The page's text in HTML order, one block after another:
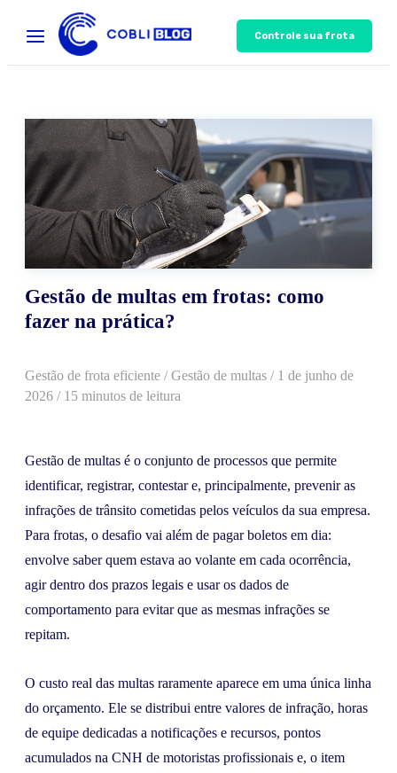
Controle sua frota
Gestão de multas em frotas: como
fazer na prática?
Gestão de frota eficiente /Gestão de multas / 1 de junho de
2026 / 15 minutos de leitura
Gestão de multas é o conjunto de processos que permite
identificar, registrar, contestar e, principalmente, prevenir as
infrações de trânsito cometidas pelos veículos da sua empresa.
Para frotas, o desafio vai além de pagar boletos em dia:
envolve saber quem estava ao volante em cada ocorrência,
agir dentro dos prazos legais e usar os dados de
comportamento para evitar que as mesmas infrações se
repitam.
O custo real das multas raramente aparece em uma única linha
do orçamento. Ele se distribui entre valores de infração, horas
de equipe dedicadas a notificações e recursos, pontos
acumulados na CNH de motoristas profissionais e, o item